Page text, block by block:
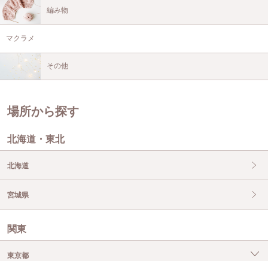
編み物
マクラメ
その他
場所から探す
北海道・東北
北海道
宮城県
関東
東京都